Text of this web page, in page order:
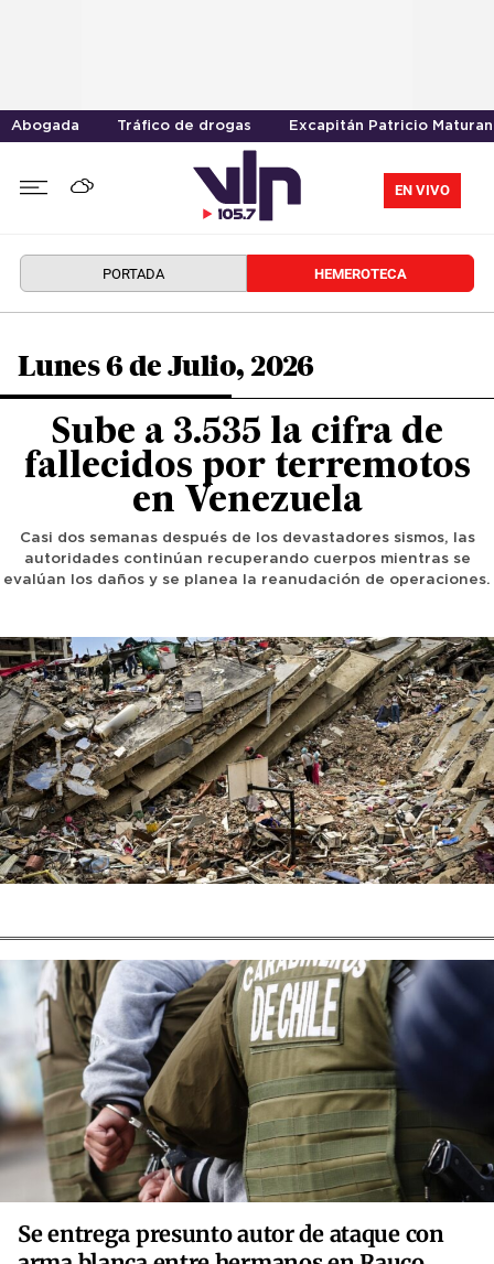
Abogada Tráfico de drogas Excapitán Patricio
EN VIVO
PORTADA HEMEROTECA
Lunes 6 de Julio, 2026
Sube a 3.535 la cifra de
fallecidos por terremotos
en Venezuela
Casi dos semanas después de los devastadores sismos, las
autoridades continúan recuperando cuerpos mientras se
evalúan los daños y se planea la reanudación de operaciones.
Se entrega presunto autor de ataque con